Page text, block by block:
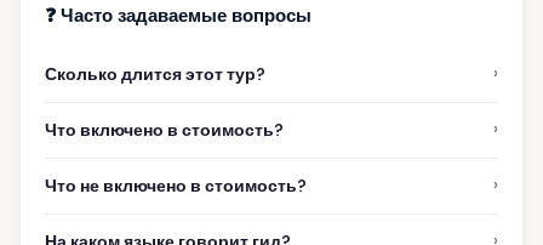
❓ Часто задаваемые вопросы
Сколько длится этот тур? ›
Что включено в стоимость? ›
Что не включено в стоимость? ›